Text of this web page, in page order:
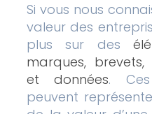
Si vous nous
valeur des
plus sur des
marques, brevets,
et données.
peuvent